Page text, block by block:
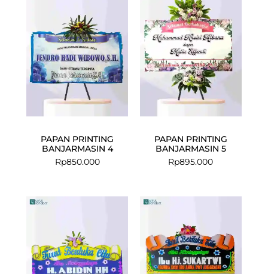
PAPAN PRINTING
BANJARMASIN 4
Rp850.000
PAPAN PRINTING
BANJARMASIN 5
Rp895.000